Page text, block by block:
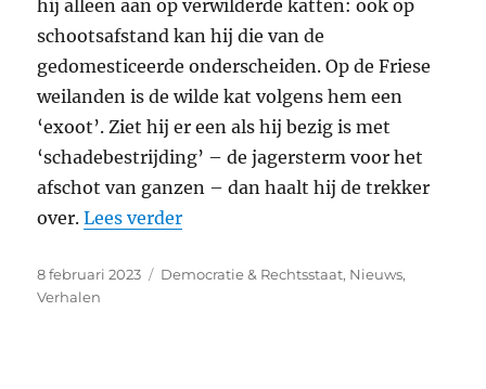
hij alleen aan op verwilderde katten: ook op
schootsafstand kan hij die van de
gedomesticeerde onderscheiden. Op de Friese
weilanden is de wilde kat volgens hem een
‘exoot’. Ziet hij er een als hij bezig is met
‘schadebestrijding’ – de jagersterm voor het
afschot van ganzen – dan haalt hij de trekker
over.Lees verder“Dwaalwegen”
Geplaatst
op
8 februari 2023 Categorieën
Democratie & Rechtsstaat, Nieuws,
Verhalen